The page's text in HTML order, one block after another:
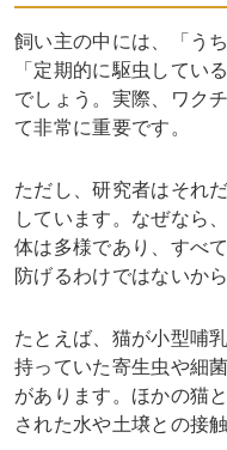
飼い主の中には、「う
「定期的に駆虫してい
でしょう。実際、ワク
て非常に重要です。
ただし、研究者はそれ
しています。なぜなら
体は多様であり、すべ
防げるわけではないから
たとえば、猫が小型哺
持っていた寄生虫や細
があります。ほかの猫
された水や土壌との接